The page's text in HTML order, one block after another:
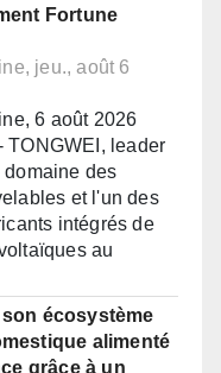
Fortune
jeu., août 6
6 août 2026
TONGWEI, leader
des
et l'un des
intégrés de
au
écosystème
alimenté
grâce à un